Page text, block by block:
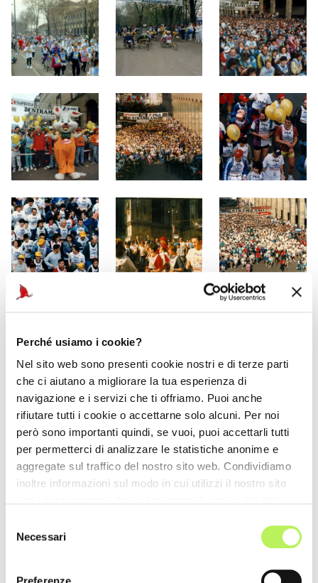
Perché usiamo i cookie?
Nel sito web sono presenti cookie nostri e di terze parti
che ci aiutano a migliorare la tua esperienza di
navigazione e i servizi che ti offriamo. Puoi anche
rifiutare tutti i cookie o accettarne solo alcuni. Per noi
però sono importanti quindi, se vuoi, puoi accettarli tutti
per permetterci di analizzare le statistiche anonime e
aggregate sul traffico del nostro sito web. Condividiamo
inoltre informazioni sul modo in cui utilizzi il nostro sito
combinarle con altre informazioni che hai fornito loro o
delNecessari
Preferenze